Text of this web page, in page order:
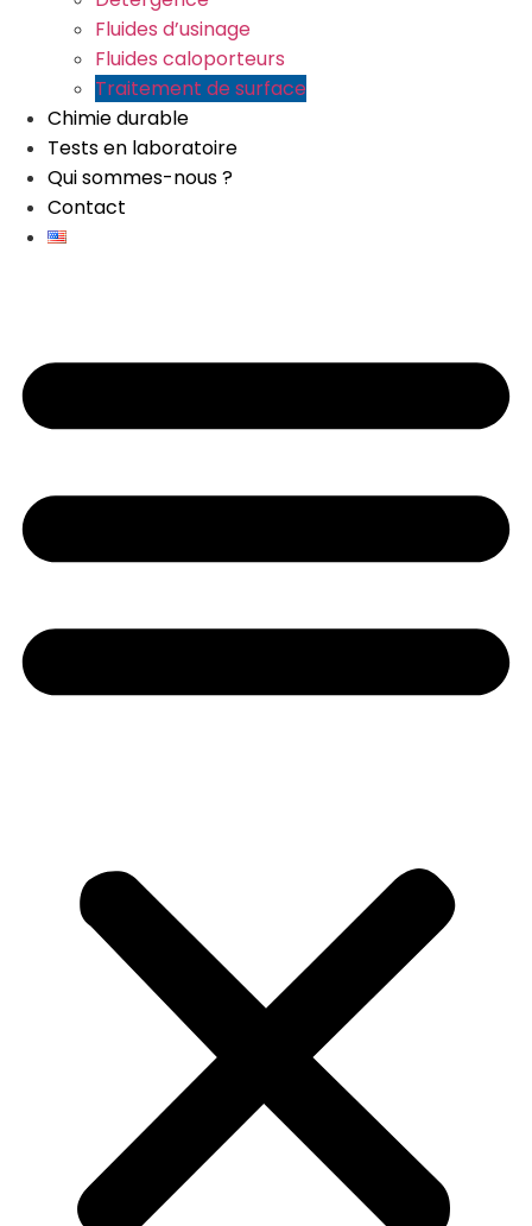
Fluides d’usinage
Fluides caloporteurs
Traitement de surface
Chimie durable
Tests en laboratoire
Qui sommes-nous ?
Contact